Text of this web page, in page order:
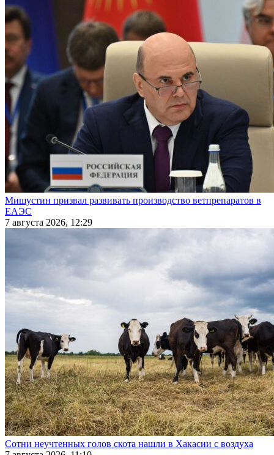
Мишустин призвал развивать производство ветпрепаратов в
ЕАЭС
7 августа 2026, 12:29
Сотни неучтенных голов скота нашли в Хакасии с воздуха